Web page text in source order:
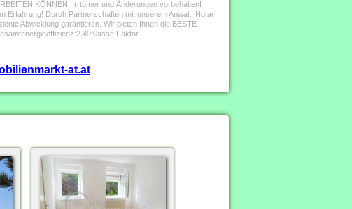
KÖNNEN. Irrtümer und Änderungen vorbehalten!
Erfahrung! Durch Partnerschaften mit unserem Anwalt, Notar
Abwicklung garantieren. Wir bieten Ihnen die BESTE
Faktor
at.at